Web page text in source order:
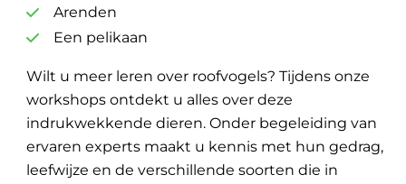
Arenden
Een pelikaan
Wilt u meer leren over roofvogels? Tijdens onze
workshops ontdekt u alles over deze
indrukwekkende dieren. Onder begeleiding van
ervaren experts maakt u kennis met hun gedrag,
leefwijze en de verschillende soorten die in